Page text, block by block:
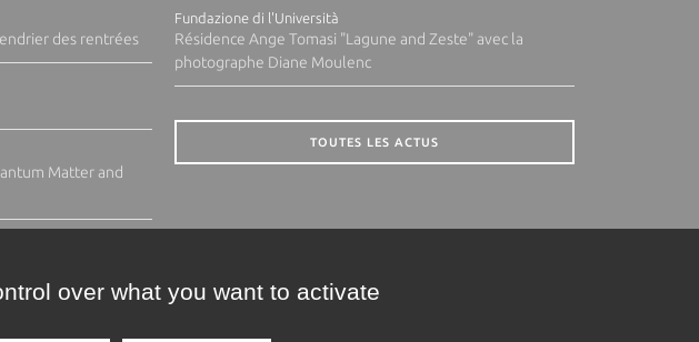
des rentrées
Matter and
Fundazione di l'Università
Résidence Ange Tomasi "Lagune and Zeste" avec la
photographe Diane Moulenc
TOUTES LES ACTUS
over what you want to activate